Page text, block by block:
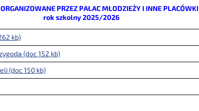
PRZEZ PAŁAC MŁODZIEŻY I INNE PLACÓWKI
rok szkolny 2025/2026
kb)
(doc 152 kb)
(doc 150 kb)